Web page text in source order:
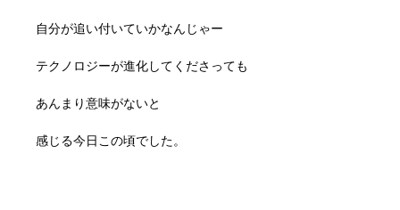
自分が追い付いていかなんじゃー
テクノロジーが進化してくださっても
あんまり意味がないと
感じる今日この頃でした。